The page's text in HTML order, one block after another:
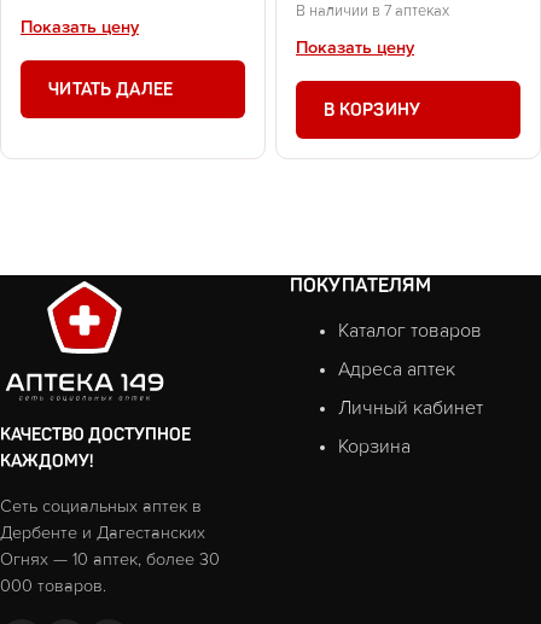
Показать цену
ЧИТАТЬ ДАЛЕЕ
В наличии в 7 аптеках
Показать цену
В КОРЗИНУ
КАЧЕСТВО ДОСТУПНОЕ
КАЖДОМУ!
Сеть социальных аптек в
Дербенте и Дагестанских
Огнях — 10 аптек, более 30
000 товаров.
ПОКУПАТЕЛЯМ
Каталог товаров
Адреса аптек
Личный кабинет
Корзина